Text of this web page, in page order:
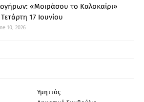
«Μοιράσου το Καλοκαίρι»
17 Ιουνίου
10, 2026
Υμηττός